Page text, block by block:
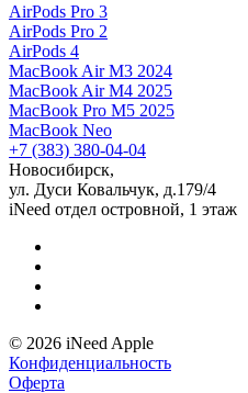
AirPods Pro 3
AirPods Pro 2
AirPods 4
MacBook Air M3 2024
MacBook Air M4 2025
MacBook Pro M5 2025
MacBook Neo
+7 (383) 380-04-04
Новосибирск,
ул. Дуси Ковальчук, д.179/4
iNeed отдел островной, 1 этаж
© 2026 iNeed Apple
Конфиденциальность
Оферта